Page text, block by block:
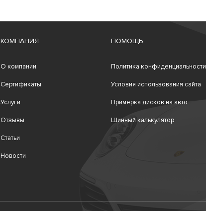
КОМПАНИЯ
О компании
Сертификаты
Услуги
Отзывы
Статьи
Новости
ПОМОЩЬ
Политика конфиденциальности
Условия использования сайта
Примерка дисков на авто
Шинный калькулятор